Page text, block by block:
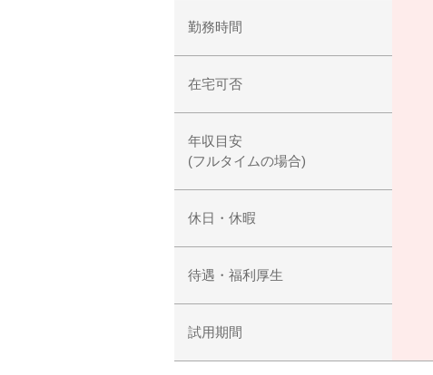
勤務時間
在宅可否
年収目安
(フルタイムの場合)
休日・休暇
待遇・福利厚生
試用期間